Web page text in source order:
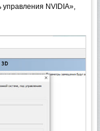
NVIDIA»,